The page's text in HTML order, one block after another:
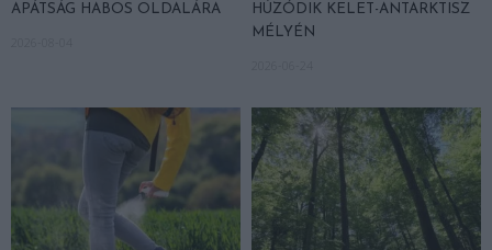
APÁTSÁG HABOS OLDALÁRA
HÚZÓDIK KELET-ANTARKTISZ
MÉLYÉN